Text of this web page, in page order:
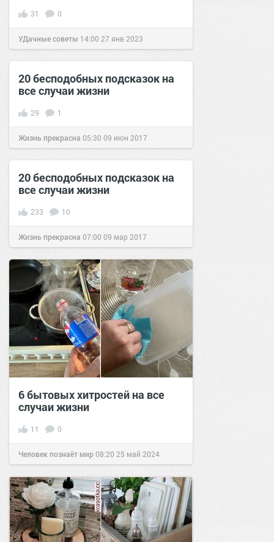
31 0
УДачные советы 14:00 27 янв 2023
20 бесподобных подсказок на
все случаи жизни
29 1
Жизнь прекрасна 05:30 09 июн 2017
20 бесподобных подсказок на
все случаи жизни
233 10
Жизнь прекрасна 07:00 09 мар 2017
6 бытовых хитростей на все
случаи жизни
11 0
Человек познаёт мир08:20 25 май 2024